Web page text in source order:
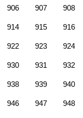
906 907 908
914 915 916
922 923 924
930 931 932
938 939 940
946 947 948